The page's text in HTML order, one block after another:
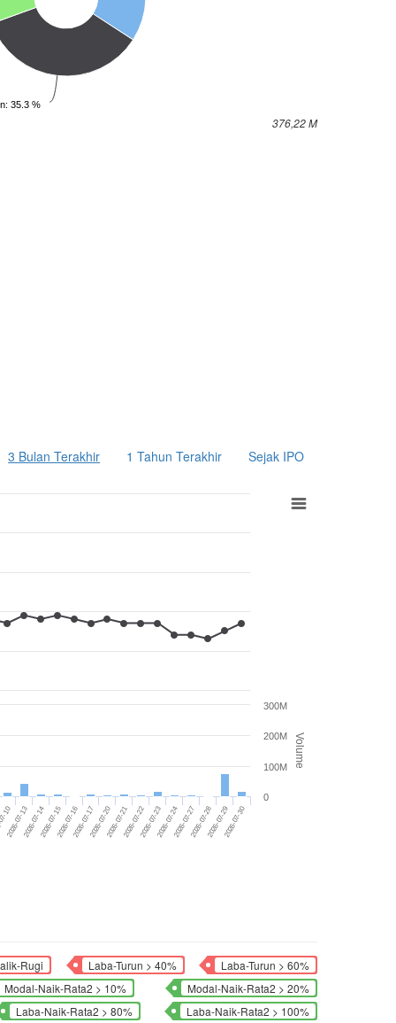
35.3 %
376,22 M
3 Bulan Terakhir 1 Tahun Terakhir Sejak IPO
Volume
10
2026-07-132026-07-142026-07-152026-07-162026-07-172026-07-202026-07-212026-07-222026-07-232026-07-242026-07-272026-07-282026-07-292026-07-30
0
100M
200M
300M
Rugi Laba-Turun > 40%
Laba-Turun > 60%
Modal-Naik-Rata2 > 10%
Modal-Naik-Rata2 > 20%
Laba-Naik-Rata2 > 80% Laba-Naik-Rata2 > 100%